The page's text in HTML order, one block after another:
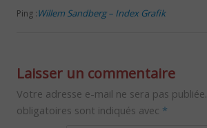
Ping :Willem Sandberg – Index Grafik
Laisser un commentaire
Votre adresse e-mail ne sera pas publiée.
obligatoires sont indiqués avec *